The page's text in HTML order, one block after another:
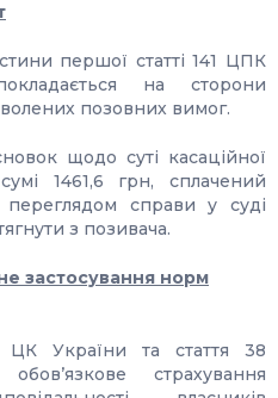
першої статті 141 ЦПК
на сторони
позовних вимог.
щодо суті касаційної
1461,6 грн, сплачений
переглядом справи у суді
з позивача.
застосування норм
ЦК України та стаття 38
страхування